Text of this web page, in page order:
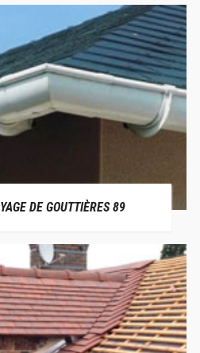
DE GOUTTIÈRES 89